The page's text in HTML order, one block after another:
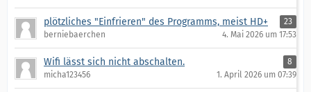
plötzliches "Einfrieren" des Programms, meist HD+
23
berniebaerchen
4. Mai 2026 um 17:53
Wifi lässt sich nicht abschalten.
8
micha123456
1. April 2026 um 07:39